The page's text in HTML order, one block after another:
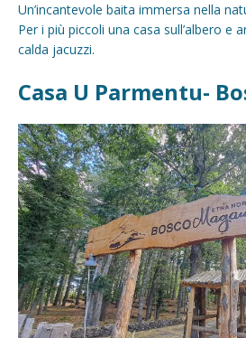
Un’incantevole baita immersa nella
Per i più piccoli una casa sull’albero e
calda jacuzzi.
Casa U Parmentu-